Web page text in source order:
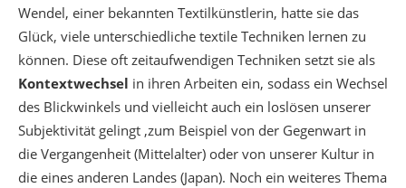
Wendel, einer bekannten Textilkünstlerin, hatte sie das
Glück, viele unterschiedliche textile Techniken lernen zu
können. Diese oft zeitaufwendigen Techniken setzt sie als
Kontextwechsel in ihren Arbeiten ein, sodass ein Wechsel
des Blickwinkels und vielleicht auch ein loslösen unserer
Subjektivität gelingt ,zum Beispiel von der Gegenwart in
die Vergangenheit (Mittelalter) oder von unserer Kultur in
die eines anderen Landes (Japan). Noch ein weiteres Thema